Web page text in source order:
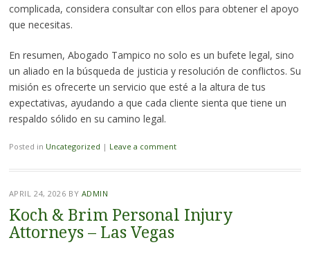
complicada, considera consultar con ellos para obtener el apoyo
que necesitas.
En resumen, Abogado Tampico no solo es un bufete legal, sino
un aliado en la búsqueda de justicia y resolución de conflictos. Su
misión es ofrecerte un servicio que esté a la altura de tus
expectativas, ayudando a que cada cliente sienta que tiene un
respaldo sólido en su camino legal.
Posted in Uncategorized | Leave a comment
APRIL 24, 2026 BY ADMIN
Koch & Brim Personal Injury
Attorneys – Las Vegas